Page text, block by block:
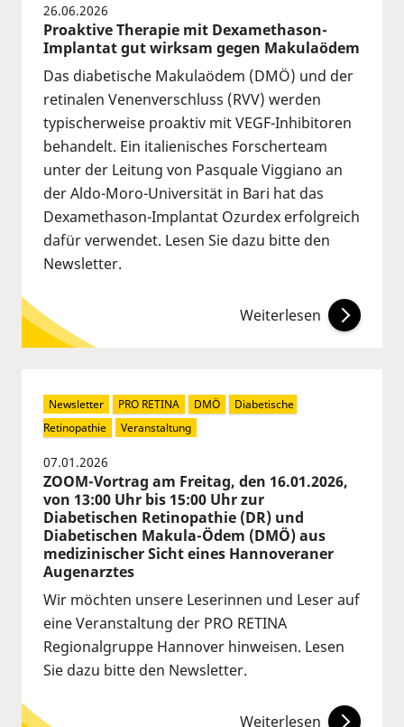
26.06.2026
Proaktive Therapie mit Dexamethason-
Implantat gut wirksam gegen Makulaödem
Das diabetische Makulaödem (DMÖ) und der
retinalen Venenverschluss (RVV) werden
typischerweise proaktiv mit VEGF-Inhibitoren
behandelt. Ein italienisches Forscherteam
unter der Leitung von Pasquale Viggiano an
der Aldo-Moro-Universität in Bari hat das
Dexamethason-Implantat Ozurdex erfolgreich
dafür verwendet. Lesen Sie dazu bitte den
Newsletter.
Weiterlesen
07.01.2026
ZOOM-Vortrag am Freitag, den 16.01.2026,
von 13:00 Uhr bis 15:00 Uhr zur
Diabetischen Retinopathie (DR) und
Diabetischen Makula-Ödem (DMÖ) aus
medizinischer Sicht eines Hannoveraner
Augenarztes
Wir möchten unsere Leserinnen und Leser auf
eine Veranstaltung der PRO RETINA
Regionalgruppe Hannover hinweisen. Lesen
Sie dazu bitte den Newsletter.
Newsletter PRO RETINA DMÖ
Diabetische
Retinopathie
Veranstaltung
Weiterlesen